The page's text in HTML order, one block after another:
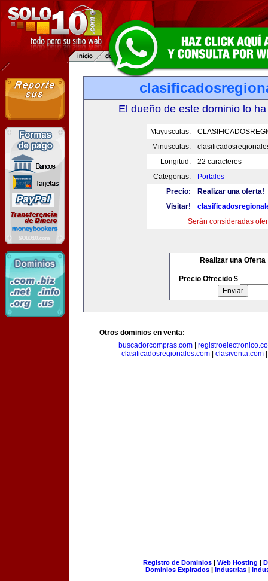
El dueño de este dominio lo
Mayusculas:
Minusculas:
Longitud:
22 caracteres
Categorias:
Portales
Precio:
Realizar una oferta!
Visitar!
Serán consideradas
Realizar una Oferta
Precio Ofrecido $
Otros dominios en venta:
buscadorcompras.com
clasificadosregionales.com| clasiventa.com
Registro de Dominios| Web Hosting |
Dominios Expirados | Industrias |